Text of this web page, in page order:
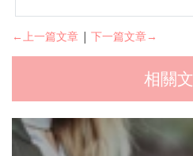
←上一篇文章 | 下一篇文章→
相關